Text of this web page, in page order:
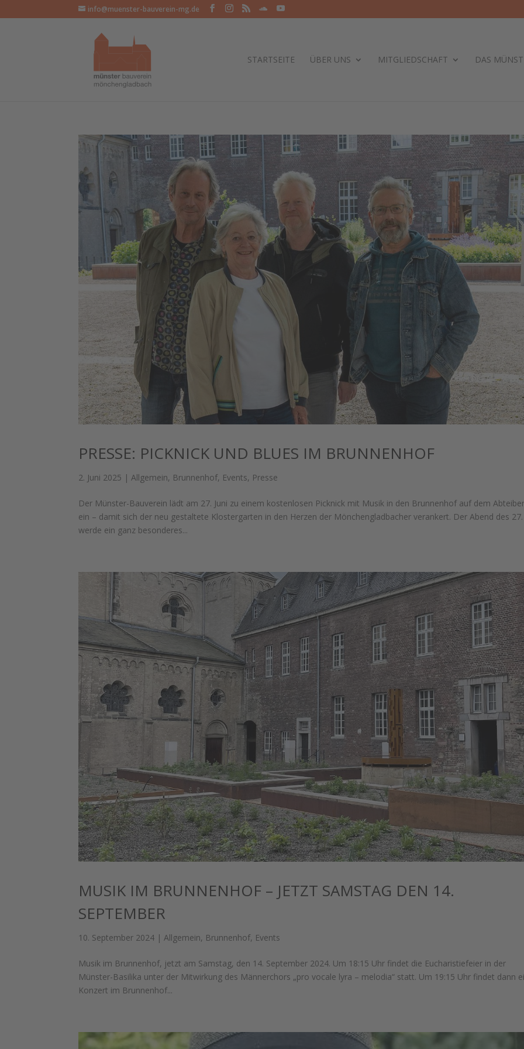
info@muenster-bauverein-mg.de
STARTSEITE ÜBER UNS MITGLIEDSCHAFT DAS
PRESSE: PICKNICK UND BLUES IM BRUNNENHOF
2. Juni 2025 | Allgemein, Brunnenhof, Events, Presse
Der Münster-Bauverein lädt am 27. Juni zu einem kostenlosen Picknick mit Musik in den Brunnenhof auf dem
ein – damit sich der neu gestaltete Klostergarten in den Herzen der Mönchengladbacher verankert. Der Abend des 27.
werde ein ganz besonderes...
MUSIK IM BRUNNENHOF – JETZT SAMSTAG DEN 14.
SEPTEMBER
10. September 2024 | Allgemein, Brunnenhof, Events
Musik im Brunnenhof, jetzt am Samstag, den 14. September 2024. Um 18:15 Uhr findet die Eucharistiefeier in der
Münster-Basilika unter der Mitwirkung des Männerchors „pro vocale lyra – melodia“ statt. Um 19:15 Uhr findet dann
Konzert im Brunnenhof...